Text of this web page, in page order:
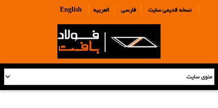
English | نسخه قدیمی سایت| فارسی| العربیه |